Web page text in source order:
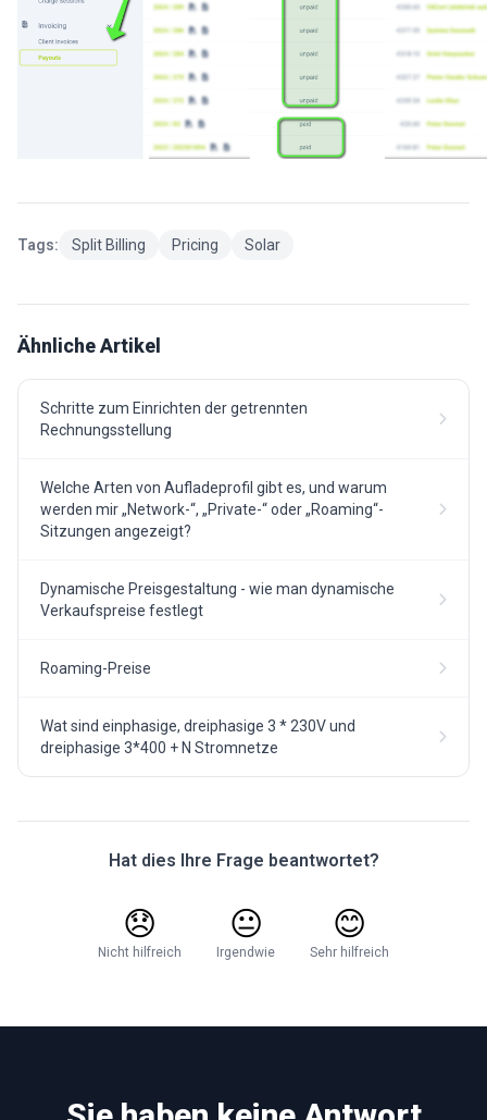
Tags: Split Billing Pricing Solar
Ähnliche Artikel
Schritte zum Einrichten der getrennten
Rechnungsstellung
Welche Arten von Aufladeprofil gibt es, und warum
werden mir „Network-“, „Private-“ oder „Roaming“-
Sitzungen angezeigt?
Dynamische Preisgestaltung - wie man dynamische
Verkaufspreise festlegt
Roaming-Preise
Wat sind einphasige, dreiphasige 3 * 230V und
dreiphasige 3*400 + N Stromnetze
Hat dies Ihre Frage beantwortet?
😞
Nicht hilfreich
😐
Irgendwie
😊
Sehr hilfreich